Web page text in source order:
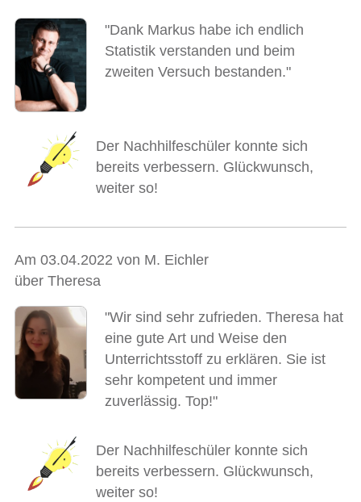
"Dank Markus habe ich endlich
Statistik verstanden und beim
zweiten Versuch bestanden."
Der Nachhilfeschüler konnte sich
bereits verbessern. Glückwunsch,
weiter so!
Am 03.04.2022 von M. Eichler
über Theresa
"Wir sind sehr zufrieden. Theresa hat
eine gute Art und Weise den
Unterrichtsstoff zu erklären. Sie ist
sehr kompetent und immer
zuverlässig. Top!"
Der Nachhilfeschüler konnte sich
bereits verbessern. Glückwunsch,
weiter so!